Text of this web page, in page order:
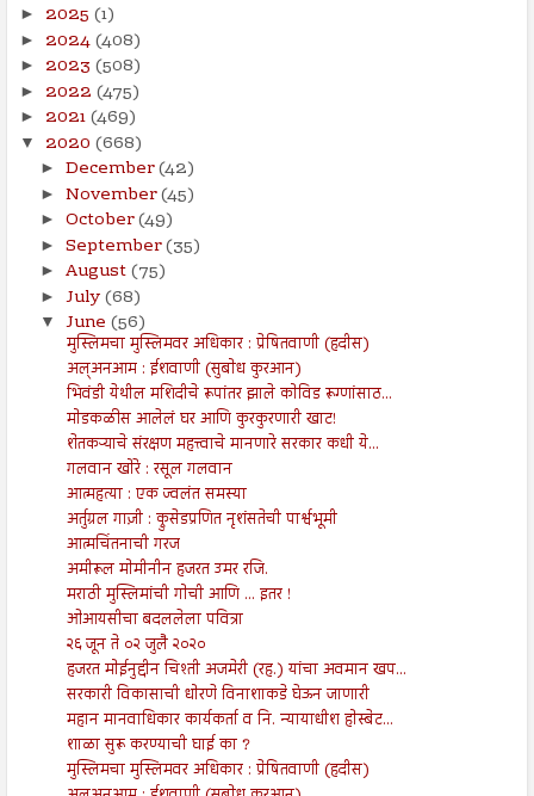
► 2025 (1)
► 2024(408)
► 2023 (508)
► 2022 (475)
► 2021(469)
▼ 2020 (668)
► December(42)
► November(45)
► October(49)
► September(35)
► August(75)
► July(68)
▼ June (56)
मुस्लिमचा मुस्लिमवर अधिकार : प्रेषितवाणी (हदीस)
अल्अनआम : ईशवाणी (सुबोध कुरआन)
भिवंडी येथील मशिदीचे रूपांतर झाले कोविड रूग्णांसाठ...
मोडकळीस आलेलं घर आणि कुरकुरणारी खाट!
शेतकऱ्याचे संरक्षण महत्त्वाचे मानणारे सरकार कधी ये...
गलवान खोरे : रसूल गलवान
आत्महत्या : एक ज्वलंत समस्या
अर्तुग्रल गाज़ी : क्रुसेडप्रणित नृशंसतेची पार्श्वभूमी
आत्मचिंतनाची गरज
अमीरूल मोमीनीन हजरत उमर रजि.
मराठी मुस्लिमांची गोची आणि ... इतर !
ओआयसीचा बदललेला पवित्रा
२६ जून ते ०२ जुलै २०२०
हजरत मोईनुद्दीन चिश्ती अजमेरी (रह.) यांचा अवमान खप...
सरकारी विकासाची धोरणे विनाशाकडे घेऊन जाणारी
महान मानवाधिकार कार्यकर्ता व नि. न्यायाधीश होस्बेट...
शाळा सुरू करण्याची घाई का ?
मुस्लिमचा मुस्लिमवर अधिकार : प्रेषितवाणी (हदीस)